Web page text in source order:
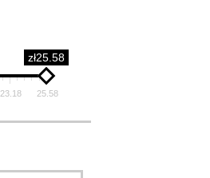
zł25.58
23.18 25.58